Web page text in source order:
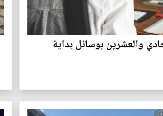
والعشرين بوسائل بداية